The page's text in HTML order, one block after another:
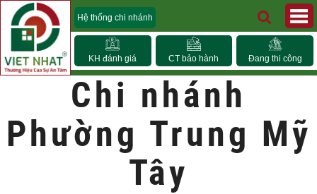
Hệ thống chi nhánh
KH đánh giá CT bảo hành Đang thi công
Chi nhánh
Phường Trung Mỹ
Tây